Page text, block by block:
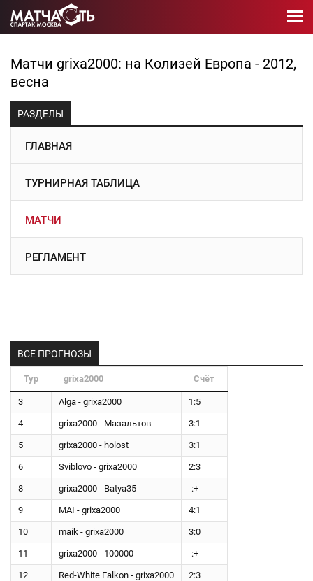
Матчи grixa2000: на Колизей Европа - 2012,
весна
РАЗДЕЛЫ
ГЛАВНАЯ
ТУРНИРНАЯ ТАБЛИЦА
МАТЧИ
РЕГЛАМЕНТ
ВСЕ ПРОГНОЗЫ
Тур grixa2000 Счёт
3 Alga - grixa2000 1:5
4 grixa2000 - Мазальтов 3:1
5 grixa2000 - holost 3:1
6 Sviblovo - grixa2000 2:3
8 grixa2000 - Batya35 -:+
9 MAI - grixa2000 4:1
10 maik - grixa2000 3:0
11 grixa2000 - 100000 -:+
12 Red-White Falkon - grixa2000 2:3